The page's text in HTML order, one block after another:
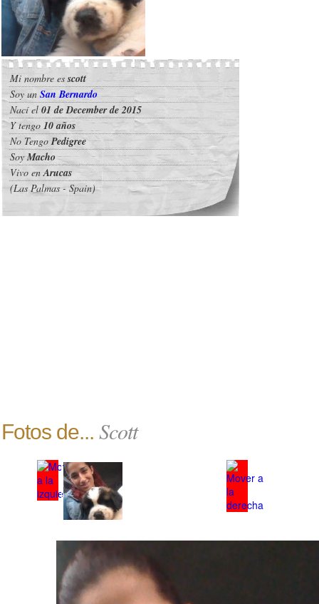
Mi nombre esscott
Soy un San Bernardo
Nací el 01 de December de 2015
Y tengo 10 años
No TengoPedigree
SoyMacho
Vivo enArucas
(Las Palmas - Spain)
Fotos de... Scott